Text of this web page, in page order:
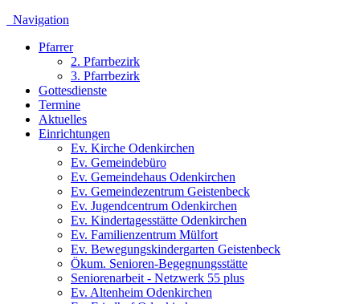
Navigation
Pfarrer
2. Pfarrbezirk
3. Pfarrbezirk
Gottesdienste
Termine
Aktuelles
Einrichtungen
Ev. Kirche Odenkirchen
Ev. Gemeindebüro
Ev. Gemeindehaus Odenkirchen
Ev. Gemeindezentrum Geistenbeck
Ev. Jugendcentrum Odenkirchen
Ev. Kindertagesstätte Odenkirchen
Ev. Familienzentrum Mülfort
Ev. Bewegungskindergarten Geistenbeck
Ökum. Senioren-Begegnungsstätte
Seniorenarbeit - Netzwerk 55 plus
Ev. Altenheim Odenkirchen